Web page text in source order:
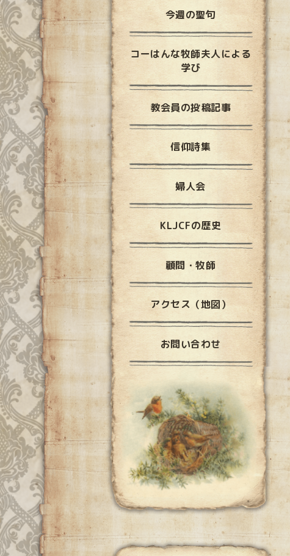
今週の聖句
コーはんな牧師夫人による
学び
教会員の投稿記事
信仰詩集
婦人会
KLJCFの歴史
顧問・牧師
アクセス（地図）
お問い合わせ